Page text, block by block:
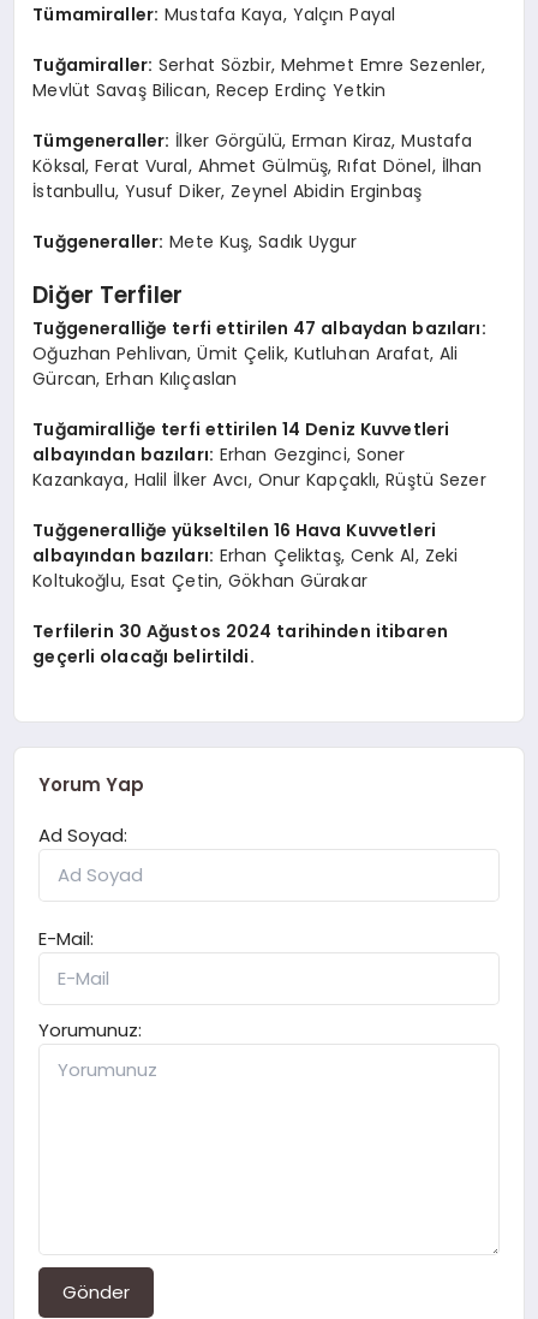
Tümamiraller: Mustafa Kaya, Yalçın Payal
Tuğamiraller: Serhat Sözbir, Mehmet Emre Sezenler,
Mevlüt Savaş Bilican, Recep Erdinç Yetkin
Tümgeneraller: İlker Görgülü, Erman Kiraz, Mustafa
Köksal, Ferat Vural, Ahmet Gülmüş, Rıfat Dönel, İlhan
İstanbullu, Yusuf Diker, Zeynel Abidin Erginbaş
Tuğgeneraller: Mete Kuş, Sadık Uygur
Diğer Terfiler
Tuğgeneralliğe terfi ettirilen 47 albaydan bazıları:
Oğuzhan Pehlivan, Ümit Çelik, Kutluhan Arafat, Ali
Gürcan, Erhan Kılıçaslan
Tuğamiralliğe terfi ettirilen 14 Deniz Kuvvetleri
albayından bazıları: Erhan Gezginci, Soner
Kazankaya, Halil İlker Avcı, Onur Kapçaklı, Rüştü Sezer
Tuğgeneralliğe yükseltilen 16 Hava Kuvvetleri
albayından bazıları: Erhan Çeliktaş, Cenk Al, Zeki
Koltukoğlu, Esat Çetin, Gökhan Gürakar
Terfilerin 30 Ağustos 2024 tarihinden itibaren
geçerli olacağı belirtildi.
Yorum Yap
Ad Soyad:
E-Mail:
Yorumunuz:
Gönder